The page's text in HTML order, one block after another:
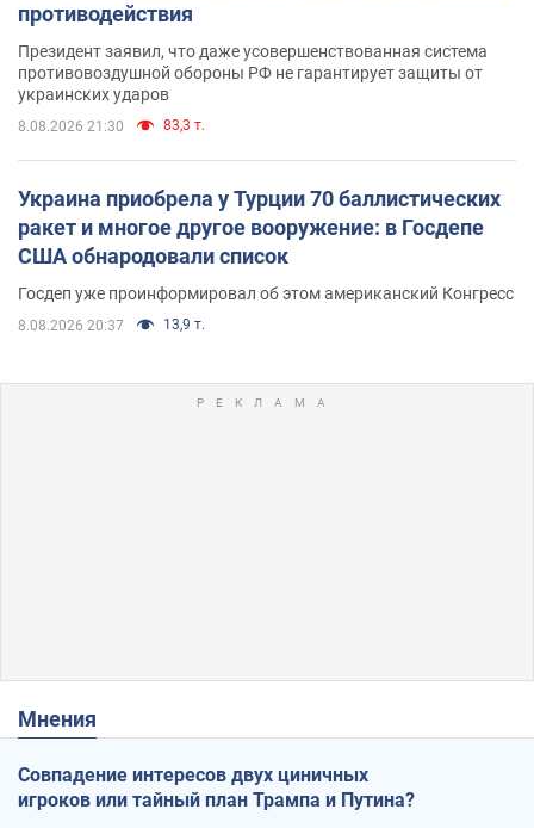
противодействия
Президент заявил, что даже усовершенствованная система
противовоздушной обороны РФ не гарантирует защиты от
украинских ударов
8.08.2026 21:30 83,3 т.
Украина приобрела у Турции 70 баллистических
ракет и многое другое вооружение: в Госдепе
США обнародовали список
Госдеп уже проинформировал об этом американский Конгресс
8.08.2026 20:37 13,9 т.
Мнения
Совпадение интересов двух циничных
игроков или тайный план Трампа и Путина?